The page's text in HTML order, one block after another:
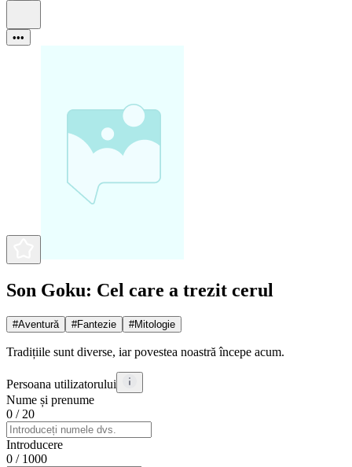
•••
Son Goku: Cel care a trezit cerul
#Aventură #Fantezie #Mitologie
Tradițiile sunt diverse, iar povestea noastră începe acum.
Persoana utilizatorului
Nume și prenume
0 / 20
Introducere
0 / 1000